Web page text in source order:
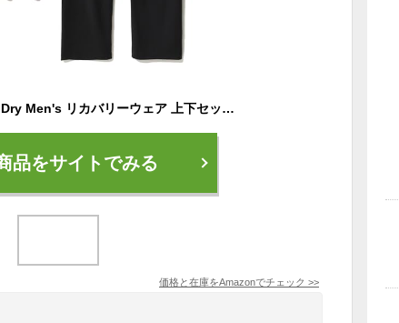
[TENTIAL] BAKUNE Dry Men's リカバリーウェア 上下セット(長袖・ロングパンツ) 一般医療機器 MENS ブラック L
品をサイトでみる
価格と在庫をAmazonでチェック >>